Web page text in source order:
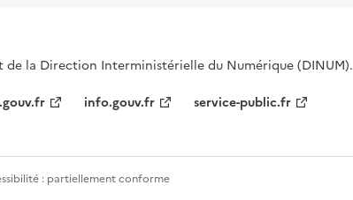
de la Direction Interministérielle du Numérique (DINUM).
info.gouv.fr service-public.fr
: partiellement conforme